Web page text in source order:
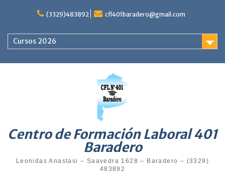
(3329)483892 cfl401baradero@gmail.com
Cursos 2026
Centro de Formación Laboral 401
Baradero
Leonidas Anastasi – Saavedra 1628 – Baradero – (3329)
483892